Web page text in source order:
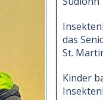
das
St.
Kinder